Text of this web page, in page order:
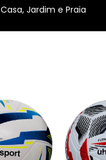
Casa, Jardim e Praia